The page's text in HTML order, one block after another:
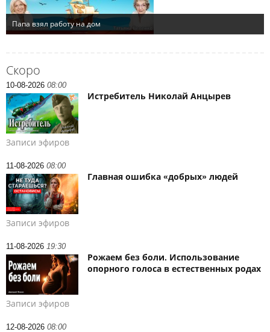
Скоро
10-08-2026 08:00
Истребитель Николай Анцырев
Записи эфиров
11-08-2026 08:00
Главная ошибка «добрых» людей
Записи эфиров
11-08-2026 19:30
Рожаем без боли. Использование
опорного голоса в естественных родах
Записи эфиров
12-08-2026 08:00